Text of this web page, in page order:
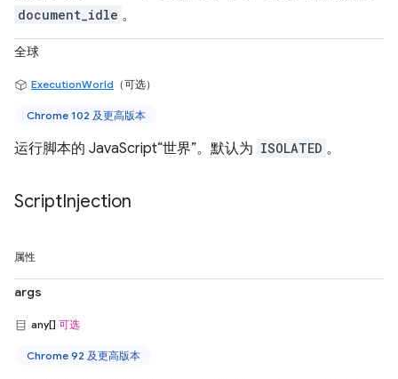
document_idle 。
全球
ExecutionWorld （可选）
Chrome 102 及更高版本
运行脚本的 JavaScript“世界”。默认为 ISOLATED 。
ScriptInjection
属性
args
any[] 可选
Chrome 92 及更高版本